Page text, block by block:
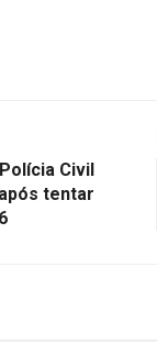
Civil
tentar